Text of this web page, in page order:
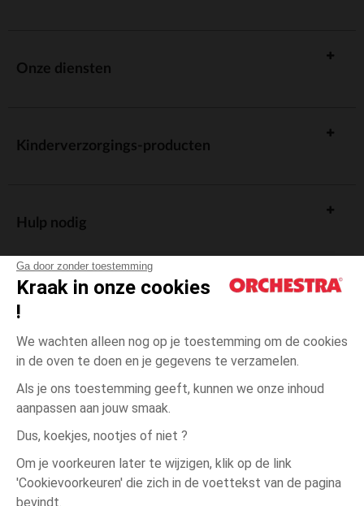
Ga door zonder toestemming
Kraak in onze cookies
!
We wachten alleen nog op je toestemming om de cookies
in de oven te doen en je gegevens te verzamelen.
Als je ons toestemming geeft, kunnen we onze inhoud
aanpassen aan jouw smaak.
Dus, koekjes, nootjes of niet ?
Om je voorkeuren later te wijzigen, klik op de link
'Cookievoorkeuren' die zich in de voettekst van de pagina
bevindt.
Hout Hout
één
Onze diensten
Kinderverzorgings-producten
Hulp nodig
Algemene verkoopsvoorwaarden
Wettelijke bepalingen
Persoonsgegevens